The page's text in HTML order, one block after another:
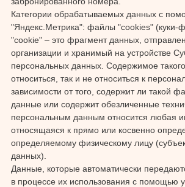
Категории обрабатываемых данных с
"Яндекс.Метрика": файлы "cookies"
"cookie" – это фрагмент данных,
организации и хранимый на устройстве
персональных данных. Содержимое
относиться, так и не относиться к
зависимости от того, содержит ли такой
данные или содержит обезличенные
персональным данным относится любая
относящаяся к прямо или косвенно
определяемому физическому лицу
данных).
Данные, которые автоматически
в процессе их использования с помощью